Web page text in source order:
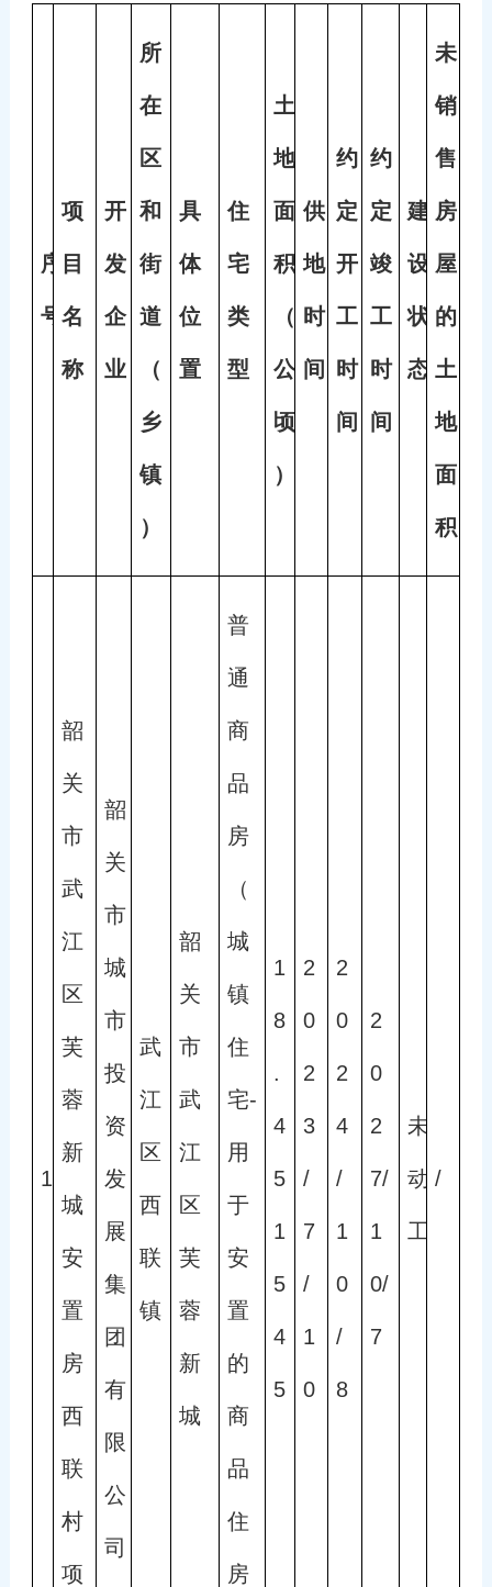
序
号
项
目
名
称
开
发
企
业
所
在
区
和
街
道
（
乡
镇
）
具
体
位
置
住
宅
类
型
土
地
面
积
（
公
顷
）
供
地
时
间
约
定
开
工
时
间
约
定
竣
工
时
间
建
设
状
态
未
销
售
房
屋
的
土
地
面
积
1
韶
关
市
武
江
区
芙
蓉
新
城
安
置
房
西
联
村
项
韶
关
市
城
市
投
资
发
展
集
团
有
限
公
司
武
江
区
西
联
镇
韶
关
市
武
江
区
芙
蓉
新
城
普
通
商
品
房
（
城
镇
住
宅-
用
于
安
置
的
商
品
住
房
1
8
.
4
5
1
5
4
5
2
0
2
3
/
7
/
1
0
2
0
2
4
/
1
0
/
8
2
0
2
7/
1
0/
7
未
动
工
/